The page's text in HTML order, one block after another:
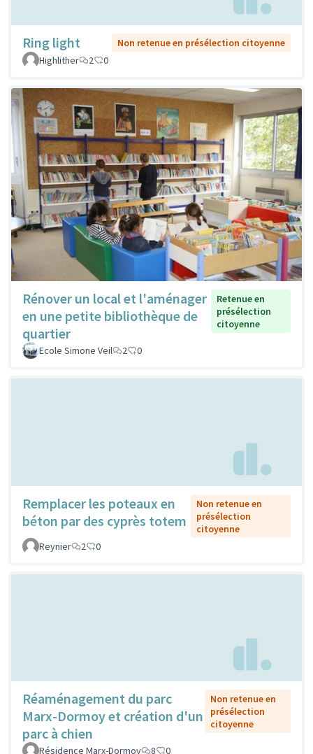
Ring light
Non retenue en présélection citoyenne
Highlither
2 0
Rénover un local et l'aménager
en une petite bibliothèque de
quartier
Retenue en
présélection
citoyenne
Ecole Simone Veil 2 0
Remplacer les poteaux en
béton par des cyprès totem
Non retenue en
présélection
citoyenne
Reynier
2 0
Réaménagement du parc
Marx-Dormoy et création d'un
parc à chien
Non retenue en
présélection
citoyenne
Résidence Marx-Dormoy 8 0